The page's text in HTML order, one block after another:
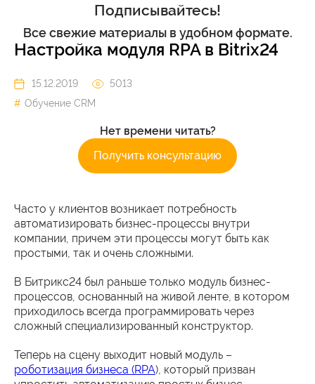
Подписывайтесь!
Все свежие материалы в удобном формате.
Настройка модуля RPA в Bitrix24
15.12.2019
5013
Обучение CRM
Нет времени читать?
Получить консультацию
Часто у клиентов возникает потребность
автоматизировать бизнес-процессы внутри
компании, причем эти процессы могут быть как
простыми, так и очень сложными.
В Битрикс24 был раньше только модуль бизнес-
процессов, основанный на живой ленте, в котором
приходилось всегда программировать через
сложный специализированный конструктор.
Теперь на сцену выходит новый модуль –
роботизация бизнеса (RPA), который призван